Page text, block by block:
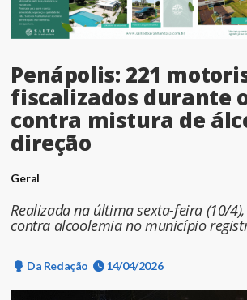
Penápolis: 221
fiscalizados durante
contra mistura de
direção
Geral
Realizada na última sexta-feira (10/
contra alcoolemia no município
Da Redação 14/04/2026